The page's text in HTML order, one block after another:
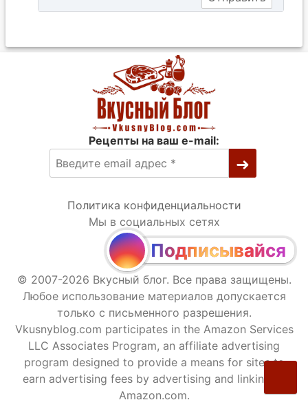
Рецепты на ваш e-mail:
Политика конфиденциальности
Мы в социальных сетях
Подписывайся
© 2007-2026 Вкусный блог. Все права защищены.
Любое использование материалов допускается
только с письменного разрешения.
Vkusnyblog.com participates in the Amazon Services
LLC Associates Program, an affiliate advertising
program designed to provide a means for sites to
earn advertising fees by advertising and linking to
Amazon.com.